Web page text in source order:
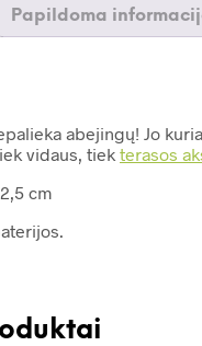
Papildoma
abejingų! Jo
vidaus, tiek terasos
cm